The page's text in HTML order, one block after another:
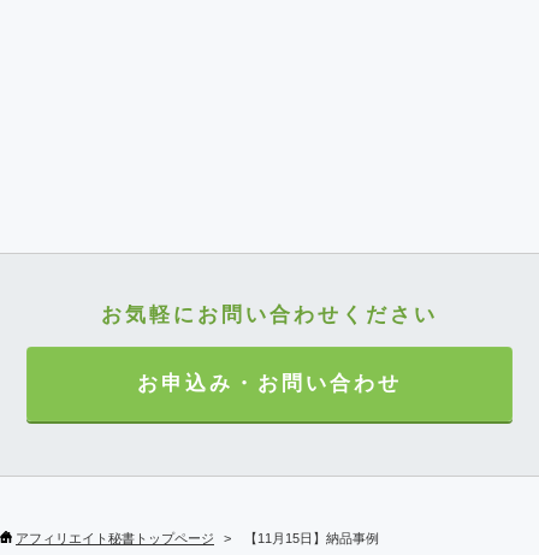
お気軽にお問い合わせください
お申込み・お問い合わせ
アフィリエイト秘書トップページ 【11月15日】納品事例